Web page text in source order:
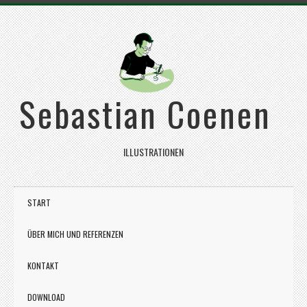
Sebastian Coenen
ILLUSTRATIONEN
START
ÜBER MICH UND REFERENZEN
KONTAKT
DOWNLOAD